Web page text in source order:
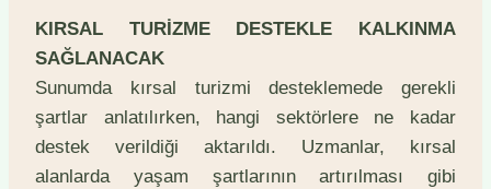
KIRSAL TURİZME DESTEKLE KALKINMA
SAĞLANACAK
Sunumda kırsal turizmi desteklemede gerekli
şartlar anlatılırken, hangi sektörlere ne kadar
destek verildiği aktarıldı. Uzmanlar, kırsal
alanlarda yaşam şartlarının artırılması gibi